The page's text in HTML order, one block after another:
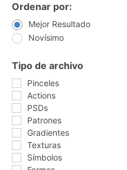
Ordenar por:
Mejor Resultado
Novísimo
Tipo de archivo
Pinceles
Actions
PSDs
Patrones
Gradientes
Texturas
Símbolos